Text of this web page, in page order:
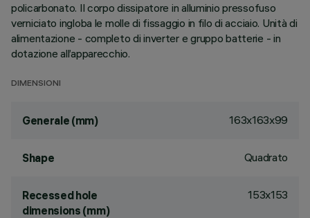
policarbonato. Il corpo dissipatore in alluminio pressofuso
verniciato ingloba le molle di fissaggio in filo di acciaio. Unità di
alimentazione - completo di inverter e gruppo batterie - in
dotazione all’apparecchio.
DIMENSIONI
Generale (mm) 163x163x99
Shape Quadrato
Recessed hole
dimensions (mm)
153x153